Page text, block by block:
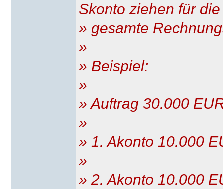
Skonto ziehen für die
» gesamte
»
» Beispiel:
»
» Auftrag 30.000
»
» 1. Akonto 10.000
»
» 2. Akonto 10.000